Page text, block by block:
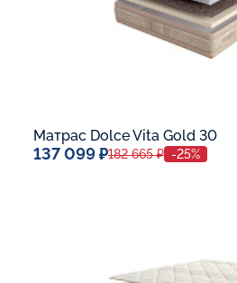
Матрас Dolce Vita Gold 30
137 099 ₽182 665 ₽ -25%